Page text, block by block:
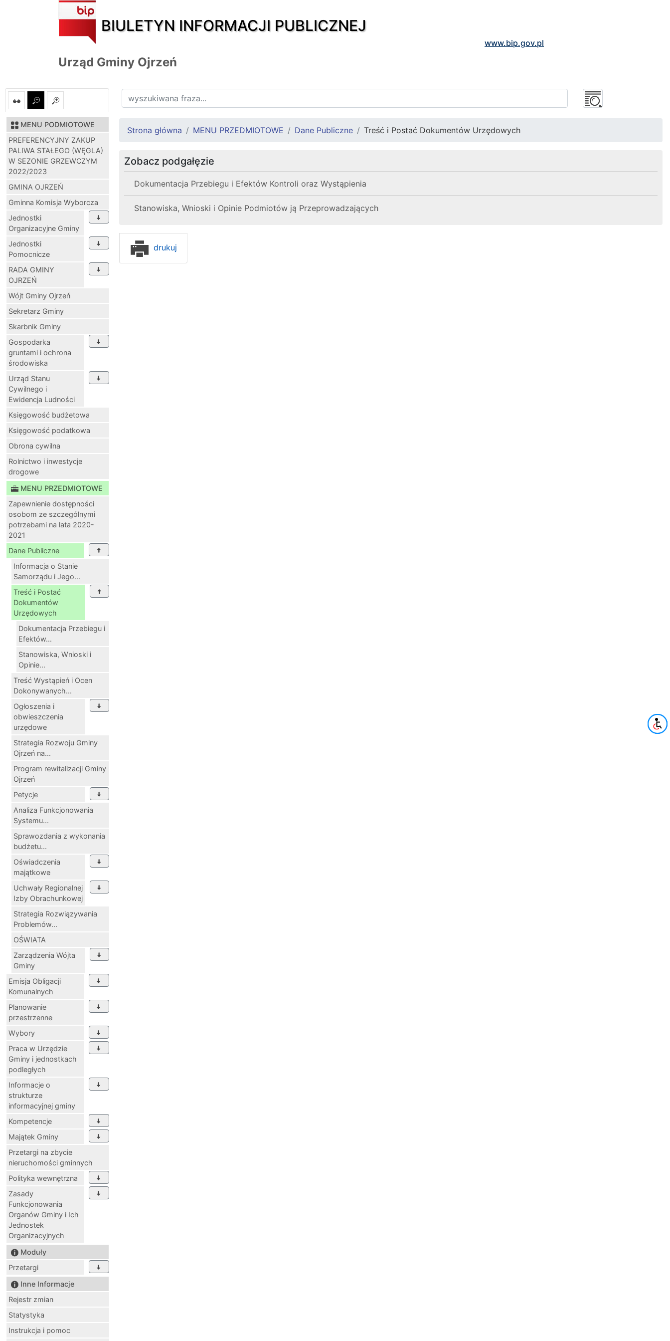
BIULETYN INFORMACJI PUBLICZNEJ
www.bip.gov.pl
Urząd Gminy Ojrzeń
MENU PODMIOTOWE
PREFERENCYJNY ZAKUP
PALIWA STAŁEGO (WĘGLA)
W SEZONIE GRZEWCZYM
2022/2023
GMINA OJRZEŃ
Gminna Komisja Wyborcza
Jednostki
Organizacyjne Gminy
Jednostki
Pomocnicze
RADA GMINY
OJRZEŃ
Wójt Gminy Ojrzeń
Sekretarz Gminy
Skarbnik Gminy
Gospodarka
gruntami i ochrona
środowiska
Urząd Stanu
Cywilnego i
Ewidencja Ludności
Księgowość budżetowa
Księgowość podatkowa
Obrona cywilna
Rolnictwo i inwestycje
drogowe
MENU PRZEDMIOTOWE
Zapewnienie dostępności
osobom ze szczególnymi
potrzebami na lata 2020-
2021
Dane Publiczne
Informacja o Stanie
Samorządu i Jego...
Treść i Postać
Dokumentów
Urzędowych
Dokumentacja Przebiegu i
Efektów...
Stanowiska, Wnioski i
Opinie...
Treść Wystąpień i Ocen
Dokonywanych...
Ogłoszenia i
obwieszczenia
urzędowe
Strategia Rozwoju Gminy
Ojrzeń na...
Program rewitalizacji Gminy
Ojrzeń
Petycje
Analiza Funkcjonowania
Systemu...
Sprawozdania z wykonania
budżetu...
Oświadczenia
majątkowe
Uchwały Regionalnej
Izby Obrachunkowej
Strategia Rozwiązywania
Problemów...
OŚWIATA
Zarządzenia Wójta
Gminy
Emisja Obligacji
Komunalnych
Planowanie
przestrzenne
Wybory
Praca w Urzędzie
Gminy i jednostkach
podległych
Informacje o
strukturze
informacyjnej gminy
Kompetencje
Majątek Gminy
Przetargi na zbycie
nieruchomości gminnych
Polityka wewnętrzna
Zasady
Funkcjonowania
Organów Gminy i Ich
Jednostek
Organizacyjnych
Moduły
Przetargi
Inne Informacje
Rejestr zmian
Statystyka
Instrukcja i pomoc
Strona główna MENU PRZEDMIOTOWE Dane Publiczne Treść i Postać Dokumentów Urzędowych
Zobacz podgałęzie
Dokumentacja Przebiegu i Efektów Kontroli oraz Wystąpienia
Stanowiska, Wnioski i Opinie Podmiotów ją Przeprowadzających
drukuj